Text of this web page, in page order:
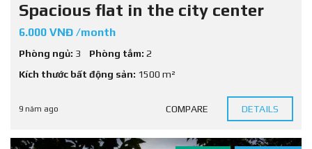
Spacious flat in the city center
6.000 VNĐ /month
Phòng ngủ: 3 Phòng tắm: 2
Kích thước bất động sản: 1500 m²
9 năm ago COMPARE DETAILS